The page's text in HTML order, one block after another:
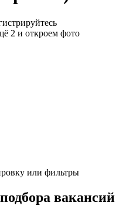
2 и откроем фото
или фильтры
вакансий